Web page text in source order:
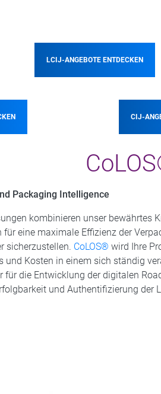
LCIJ-ANGEBOTE ENTDECKEN
CIJ-
Packaging Intelligence
kombinieren unser
eine maximale Effizienz der
sicherzustellen. CoLOS® wird Ihre
und Kosten in einem sich ständig
für die Entwicklung der digitalen
und Authentifizierung der